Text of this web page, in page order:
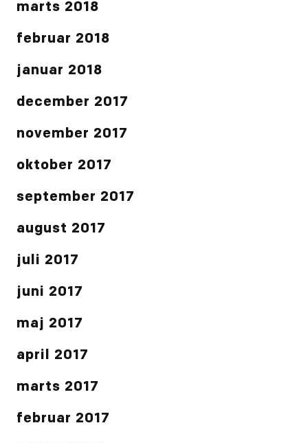
marts 2018
februar 2018
januar 2018
december 2017
november 2017
oktober 2017
september 2017
august 2017
juli 2017
juni 2017
maj 2017
april 2017
marts 2017
februar 2017